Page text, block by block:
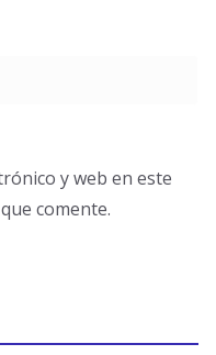
y web en este
comente.